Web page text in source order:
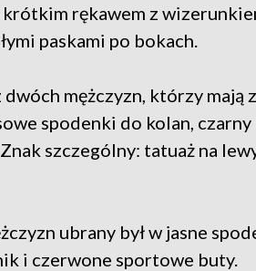
krótkim rękawem z
paskami po bokach.
dwóch mężczyzn, którzy mają
spodenki do kolan,
szczególny: tatuaż na
ubrany był w jasne
i czerwone sportowe buty.